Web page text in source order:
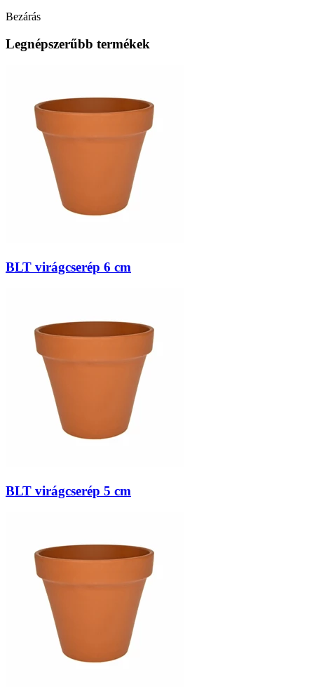
Bezárás
Legnépszerűbb termékek
BLT virágcserép 6 cm
BLT virágcserép 5 cm